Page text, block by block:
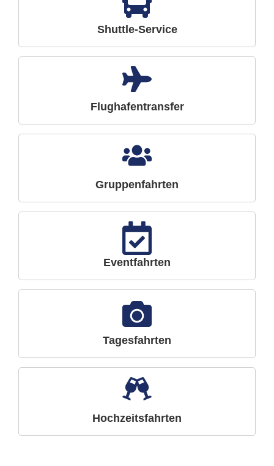
Shuttle-Service
Flughafentransfer
Gruppenfahrten
Eventfahrten
Tagesfahrten
Hochzeitsfahrten